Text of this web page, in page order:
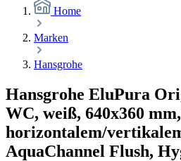
Home
Marken
Hansgrohe
Hansgrohe EluPura
WC, weiß, 640x360
horizontalem/
AquaChannel Flush,